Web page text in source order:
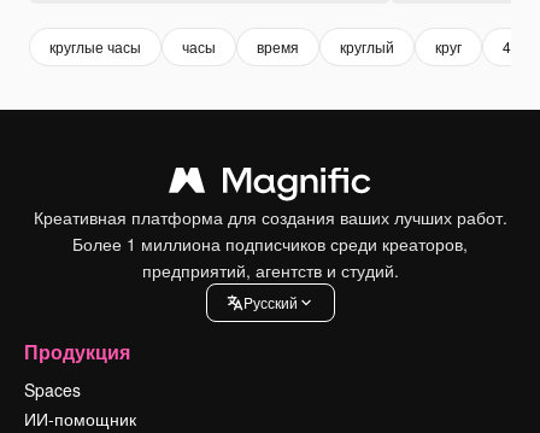
круглые часы часы время круглый круг 4k
Креативная платформа для создания ваших лучших работ.
Более 1 миллиона подписчиков среди креаторов,
предприятий, агентств и студий.
Pусский
Продукция
Spaces
ИИ-помощник